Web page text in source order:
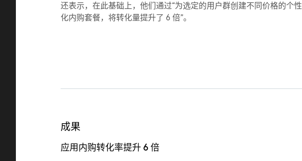
还表示，在此基础上，他们通过“为选定的用户群创建不同价格的个性
化内购套餐，将转化量提升了 6 倍”。
成果
应用内购转化率提升 6 倍